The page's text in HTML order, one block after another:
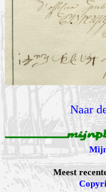
Naar
Meest